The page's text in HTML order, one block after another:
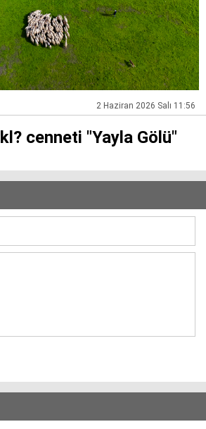
2 Haziran 2026 Salı 11:56
cenneti "Yayla Gölü"